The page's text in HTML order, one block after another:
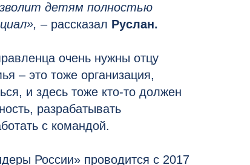
детям полностью
– рассказал Руслан.
очень нужны отцу
– это тоже организация,
и здесь тоже кто-то должен
разрабатывать
с командой.
России» проводится с 2017